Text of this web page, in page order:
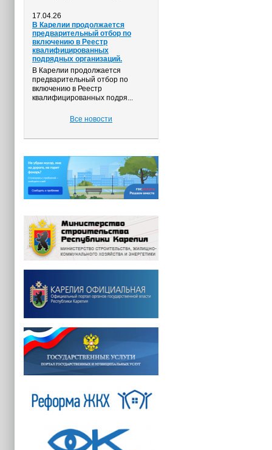
17.04.26
В Карелии продолжается
предварительный отбор по
включению в Реестр
квалифицированных
подрядных организаций.
В Карелии продолжается
предварительный отбор по
включению в Реестр
квалифицированных подря...
Все новости